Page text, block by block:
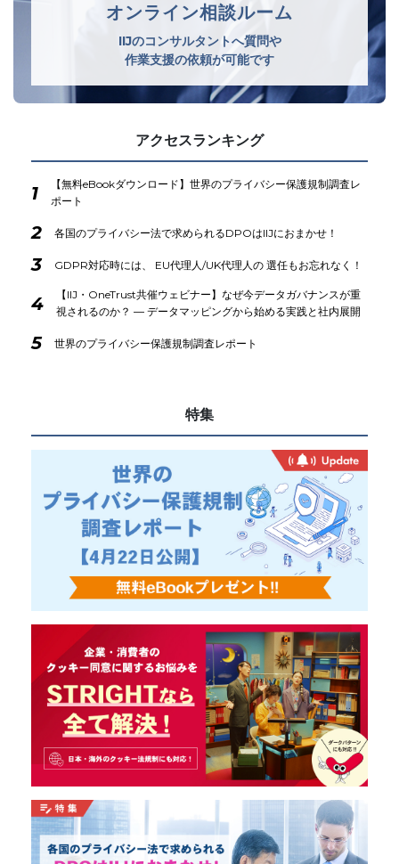
オンライン相談ルーム
IIJのコンサルタントへ質問や
作業支援の依頼が可能です
アクセスランキング
1
【無料eBookダウンロード】世界のプライバシー保護規制調査レ
ポート
2 各国のプライバシー法で求められるDPOはIIJにおまかせ！
3 GDPR対応時には、 EU代理人/UK代理人の 選任もお忘れなく！
4
【IIJ・OneTrust共催ウェビナー】なぜ今データガバナンスが重
視されるのか？ ― データマッピングから始める実践と社内展開
5 世界のプライバシー保護規制調査レポート
特集